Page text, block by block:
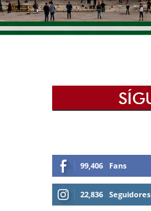
99,406 Fans
22,836 Seguidores